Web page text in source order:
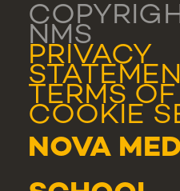
NMS
PRIVACY
TERMS
COOKIE
NOVA